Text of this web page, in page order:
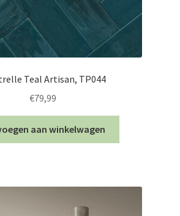
Teal Artisan, TP044
€79,99
aan winkelwagen